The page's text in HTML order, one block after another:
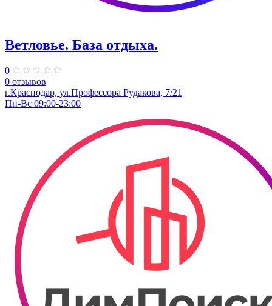
Ветловье. База отдыха.
0
0 отзывов
г.Краснодар, ул.Профессора Рудакова, 7/21
Пн-Вс 09:00-23:00